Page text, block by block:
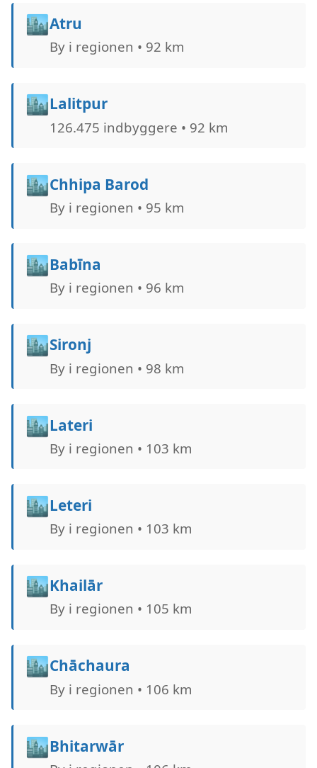
🏙️Atru
By i regionen • 92 km
🏙️Lalitpur
126.475 indbyggere • 92 km
🏙️Chhipa Barod
By i regionen • 95 km
🏙️Babīna
By i regionen • 96 km
🏙️Sironj
By i regionen • 98 km
🏙️Lateri
By i regionen • 103 km
🏙️Leteri
By i regionen • 103 km
🏙️Khailār
By i regionen • 105 km
🏙️Chāchaura
By i regionen • 106 km
🏙️Bhitarwār